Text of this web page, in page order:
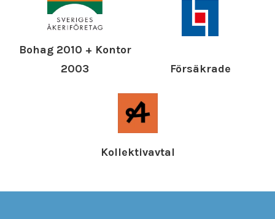
Bohag 2010 + Kontor
2003
Försäkrade
Kollektivavtal